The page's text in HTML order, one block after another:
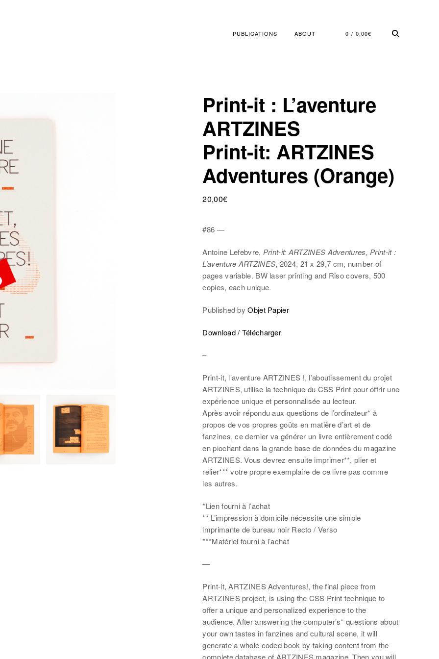
PUBLICATIONS ABOUT 0 0,00€
Print-it : L’aventure
ARTZINES
Print-it: ARTZINES
Adventures (Orange)
20,00€
#86 —
Antoine Lefebvre, Print-it: ARTZINES Adventures, Print-it :
L’aventure ARTZINES, 2024, 21 x 29,7 cm, number of
pages variable. BW laser printing and Riso covers, 500
copies, each unique.
Published byObjet Papier
Download / Télécharger
–
Print-it, l’aventure ARTZINES !, l’aboutissement du projet
ARTZINES, utilise la technique du CSS Print pour offrir une
expérience unique et personnalisée au lecteur.
Après avoir répondu aux questions de l’ordinateur* à
propos de vos propres goûts en matière d’art et de
fanzines, ce dernier va générer un livre entièrement codé
en piochant dans la grande base de données du magazine
ARTZINES. Vous devrez ensuite imprimer**, plier et
relier*** votre propre exemplaire de ce livre pas comme
les autres.
*Lien fourni à l’achat
** L’impression à domicile nécessite une simple
imprimante de bureau noir Recto / Verso
***Matériel fourni à l’achat
—
Print-it, ARTZINES Adventures!, the final piece from
ARTZINES project, is using the CSS Print technique to
offer a unique and personalized experience to the
audience. After answering the computer’s* questions about
your own tastes in fanzines and cultural scene, it will
generate a whole coded book by taking content from the
complete database of ARTZINES magazine. Then you will